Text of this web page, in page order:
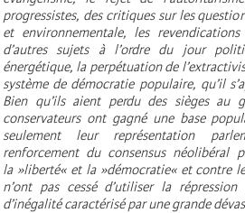
progressistes, des critiques sur les
et environnementale, les
d’autres sujets à l’ordre du jour
énergétique, la perpétuation de
système de démocratie populaire, qu’il
Bien qu’ils aient perdu des sièges au
conservateurs ont gagné une base
seulement leur représentation
renforcement du consensus néolibéral
la »liberté« et la »démocratie« et contre
n’ont pas cessé d’utiliser la
d’inégalité caractérisé par une grande